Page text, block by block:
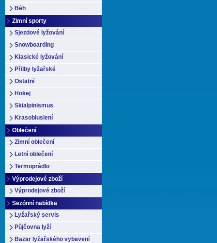
Běh
Zimní sporty
Sjezdové lyžování
Snowboarding
Klasické lyžování
Přilby lyžařské
Ostatní
Hokej
Skialpinismus
Krasobluslení
Oblečení
Zimní oblečení
Letní oblečení
Termoprádlo
Výprodejové zboží
Výprodejové zboží
Sezónní nabídka
Lyžařský servis
Půjčovna lyží
Bazar lyžařského vybavení